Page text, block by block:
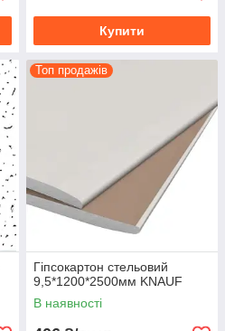
Купити
Топ продажів
Гіпсокартон стельовий
9,5*1200*2500мм KNAUF
В наявності